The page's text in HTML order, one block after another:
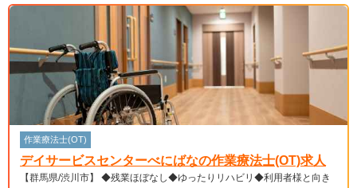
作業療法士(OT)
デイサービスセンターべにばなの作業療法士(OT)求人
【群馬県/渋川市】 ◆残業ほぼなし◆ゆったりリハビリ◆利用者様と向き